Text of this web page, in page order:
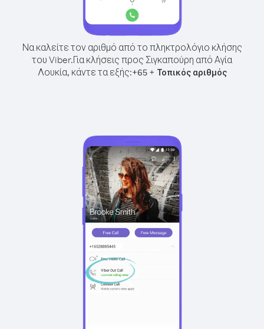
Να καλείτε τον αριθμό από το πληκτρολόγιο κλήσης
του Viber.Για κλήσεις προς Σιγκαπούρη από Αγία
Λουκία, κάντε τα εξής:+65+ Τοπικός αριθμός